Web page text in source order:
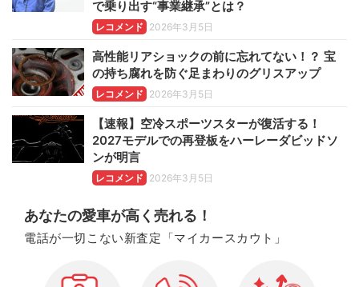
で乗り出す“事業継承”とは？
レコメンド 2026年3月5日
高性能リアショックの前に忘れてない！？ 宝
の持ち腐れを防ぐ足まわりのグリスアップ
レコメンド 2026年3月5日
【速報】空冷スポーツスターが復活する！
2027モデルでの再登板をハーレーダビッドソ
ンが明言
レコメンド 2026年3月5日
あなたの愛車が高く売れる！
電話が一切こない新査定「マイカースカウト」